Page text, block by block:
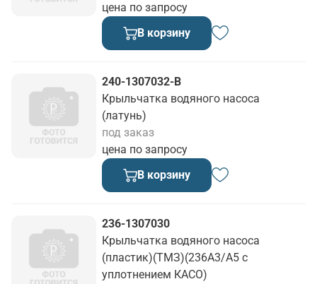
цена по запросу
В корзину
240-1307032-В
Крыльчатка водяного насоса
(латунь)
цена по запросу
под заказ
В корзину
236-1307030
Крыльчатка водяного насоса
(пластик)(ТМЗ)(236А3/А5 с
уплотнением КАСО)